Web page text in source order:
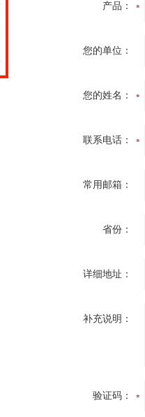
产品：
您的单位：
您的姓名：
联系电话：
常用邮箱：
省份：
详细地址：
补充说明：
验证码：